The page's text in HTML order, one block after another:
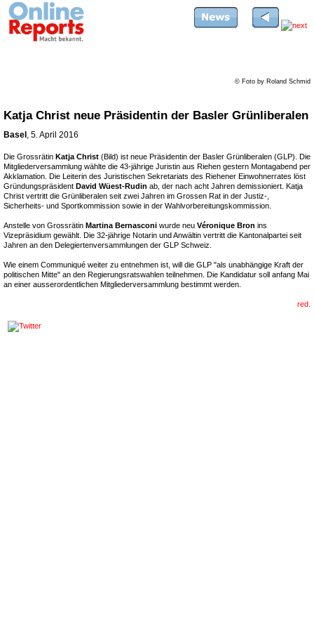
© Foto by Roland Schmid
Katja Christ neue Präsidentin der Basler Grünliberalen
Basel , 5. April 2016
Die Grossrätin Katja Christ (Bild) ist neue Präsidentin der Basler Grünliberalen (GLP). Die
Mitgliederversammlung wählte die 43-jährige Juristin aus Riehen gestern Montagabend per
Akklamation. Die Leiterin des Juristischen Sekretariats des Riehener Einwohnerrates löst
Gründungspräsident David Wüest-Rudin ab, der nach acht Jahren demissioniert. Katja
Christ vertritt die Grünliberalen seit zwei Jahren im Grossen Rat in der Justiz-,
Sicherheits- und Sportkommission sowie in der Wahlvorbereitungskommission.
Anstelle von Grossrätin Martina Bernasconi wurde neu Véronique Bron ins
Vizepräsidium gewählt. Die 32-jährige Notarin und Anwältin vertritt die Kantonalpartei seit
Jahren an den Delegiertenversammlungen der GLP Schweiz.
Wie einem Communiqué weiter zu entnehmen ist, will die GLP "als unabhängige Kraft der
politischen Mitte" an den Regierungsratswahlen teilnehmen. Die Kandidatur soll anfang Mai
an einer ausserordentlichen Mitgliederversammlung bestimmt werden.
red.